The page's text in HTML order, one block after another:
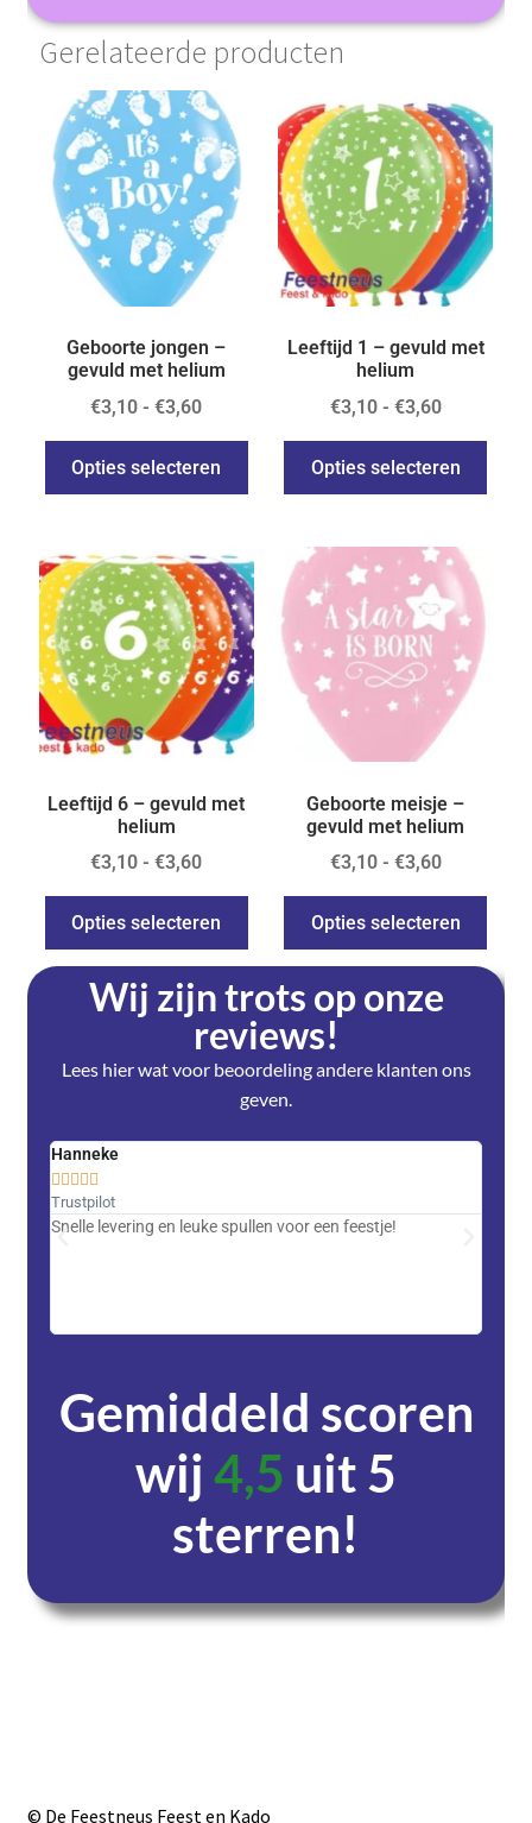
Gerelateerde producten
Geboorte jongen –
gevuld met helium
€3,10 - €3,60
Opties selecteren
Leeftijd 1 – gevuld met
helium
€3,10 - €3,60
Opties selecteren
Leeftijd 6 – gevuld met
helium
€3,10 - €3,60
Opties selecteren
Geboorte meisje –
gevuld met helium
€3,10 - €3,60
Opties selecteren
Wij zijn trots op onze
reviews!
Lees hier wat voor beoordeling andere klanten ons
geven.
Hanneke

Trustpilot
Snelle levering en leuke spullen voor een feestje!
Gemiddeld scoren
wij4,5 uit 5
sterren!
© De Feestneus Feest en Kado